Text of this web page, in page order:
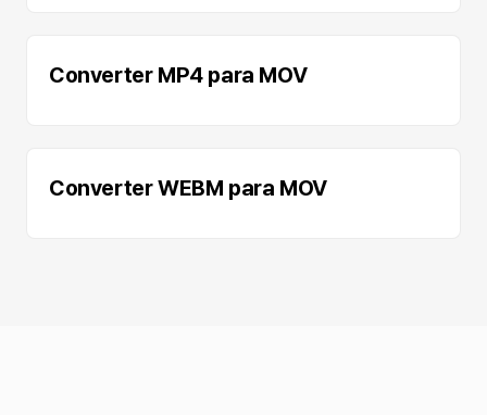
Converter MP4 para MOV
Converter WEBM para MOV